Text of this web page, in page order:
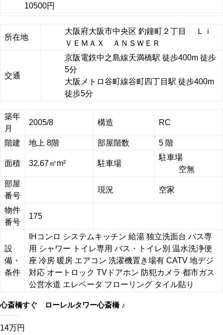
10500円
所在地
大阪府大阪市中央区 釣鐘町２丁目 Ｌｉ
ＶＥＭＡＸ ＡＮＳＷＥＲ
交通
京阪電鉄中之島線天満橋駅 徒歩400m 徒歩
5分
大阪メトロ谷町線谷町四丁目駅 徒歩400m
徒歩5分
築年
月
2005/8 構造 RC
階建 地上 8階 部屋階数 5 階
面積 32.67㎡m² 駐車場
駐車場
空無
部屋
番号
現況 空家
物件
番号
175
設
備・
条件
IHコンロ システムキッチン 給湯 独立洗面台 バス専
用 シャワー トイレ専用 バス・トイレ別 温水洗浄便
座 冷房 暖房 エアコン 洗濯機置き場有 CATV 地デジ
対応 オートロック TVドアホン 防犯カメラ 都市ガス
公営水道 エレベータ フローリング タイル貼り
心斎橋すぐ ローレルタワー心斎橋 ♪
14万円